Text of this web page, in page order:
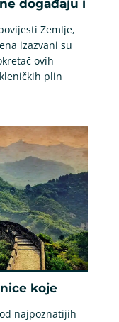
događaju i
Zemlje,
izazvani su
ovih
plin
koje
najpoznatijih